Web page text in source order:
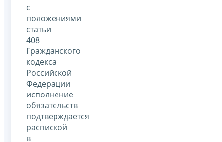
с
положениями
статьи
408
Гражданского
кодекса
Российской
Федерации
исполнение
обязательств
подтверждается
распиской
в